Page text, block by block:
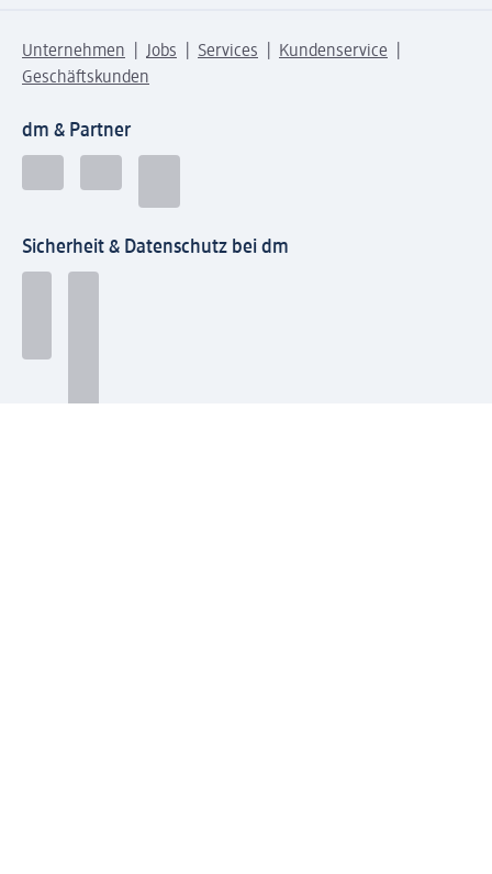
Unternehmen Jobs Services
Kundenservice
Geschäftskunden
dm & Partner
Sicherheit & Datenschutz bei dm